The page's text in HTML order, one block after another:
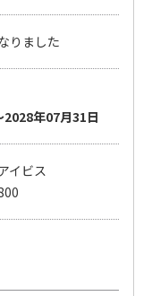
りました
年07月31日
イビス